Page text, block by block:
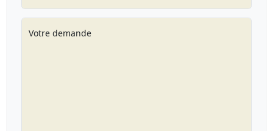
Votre demande